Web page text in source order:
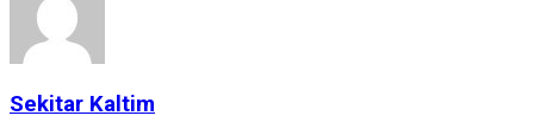
Sekitar Kaltim